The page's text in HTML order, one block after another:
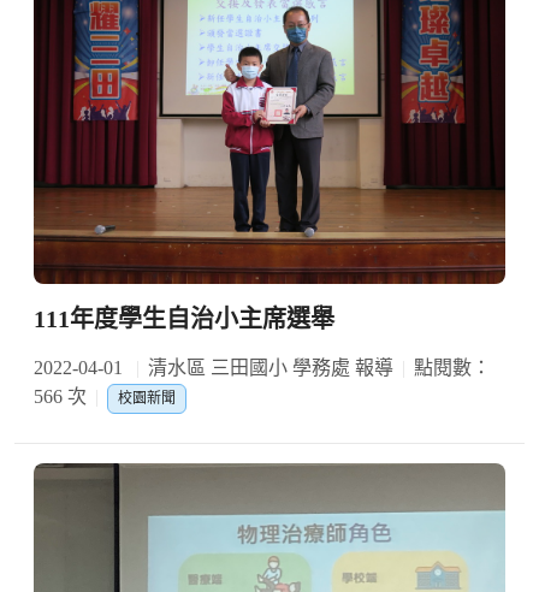
111年度學生自治小主席選舉
2022-04-01 清水區 三田國小 學務處 報導
點閱數：
566 次
校園新聞